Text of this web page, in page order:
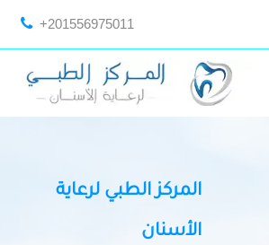
+201556975011
المركز الطبي لرعاية
الأسنان